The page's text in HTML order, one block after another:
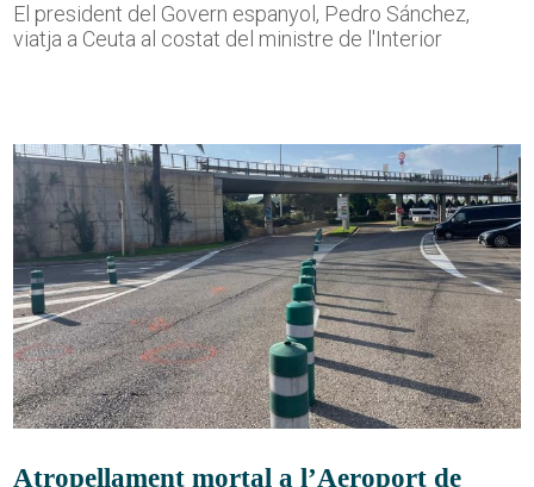
El president del Govern espanyol, Pedro Sánchez,
viatja a Ceuta al costat del ministre de l'Interior
Atropellament mortal a l’Aeroport de